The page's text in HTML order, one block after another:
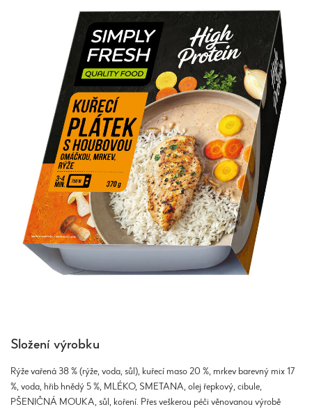
Složení výrobku
Rýže vařená 38 % (rýže, voda, sůl), kuřecí maso 20 %, mrkev barevný mix 17
%, voda, hřib hnědý 5 %, MLÉKO, SMETANA, olej řepkový, cibule,
PŠENIČNÁ MOUKA, sůl, koření. Přes veškerou péči věnovanou výrobě